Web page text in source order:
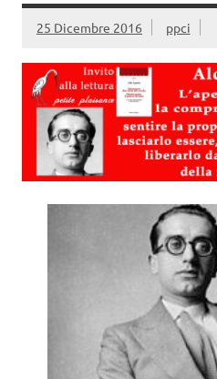
25 Dicembre 2016 ppci